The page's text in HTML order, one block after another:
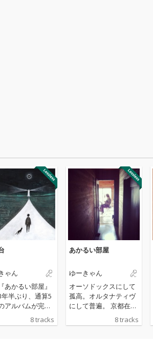
ゃん
あかるい部屋』
半ぶり、通算5
アルバムが完
動拠点を京都か
富山へ移したゆ
8 tracks
あかるい部屋
ゆーきゃん
オーソドックスにして
孤高。オルタナティヴ
にして普遍。 京都在住
のSSWによる4th albu
mはバンド編成での濃
8 tracks